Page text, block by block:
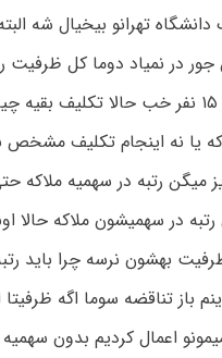
تهرانو بیخیال شه
در نمیاد دوما کل ظرفیت
درصد میشه ۱۵ نفر خب حالا تکلیف
یا نه اینجام تکلیف
میگن رتبه در سهمیه ملاکه
رتبه در سهمیشون ملاکه حالا
بهشون نرسه چرا باید
باز تناقضه سوما اگه
اعمال کردیم بدون سهمیه